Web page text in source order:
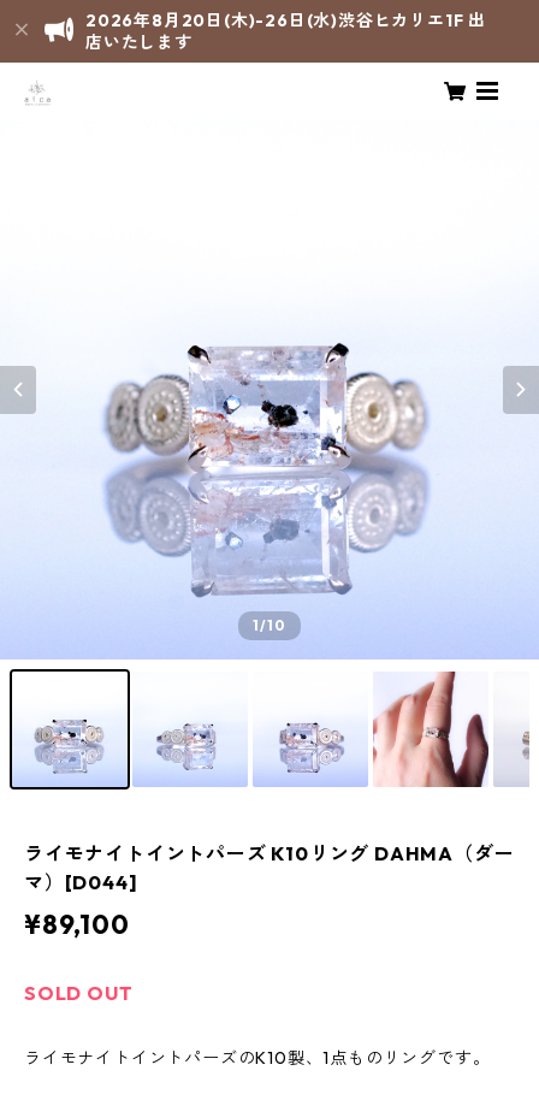
2026年8月20日(木)-26日(水)渋谷ヒカリエ1F 出
店いたします
1/10
ライモナイトイントパーズ K10リング DAHMA（ダー
マ）[D044]
¥89,100
SOLD OUT
ライモナイトイントパーズのK10製、1点ものリングです。